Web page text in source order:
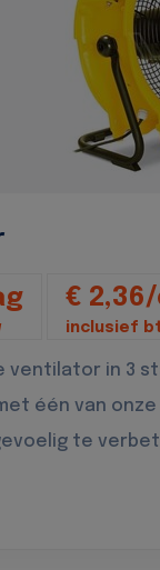
€
inclusief
ventilator in 3
één van
te